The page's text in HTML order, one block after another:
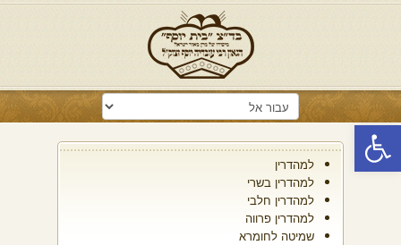
פתח סרגל נגישות
למהדרין
למהדרין בשרי
למהדרין חלבי
למהדרין פרווה
שמיטה לחומרא